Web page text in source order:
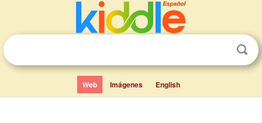
Web Imágenes English